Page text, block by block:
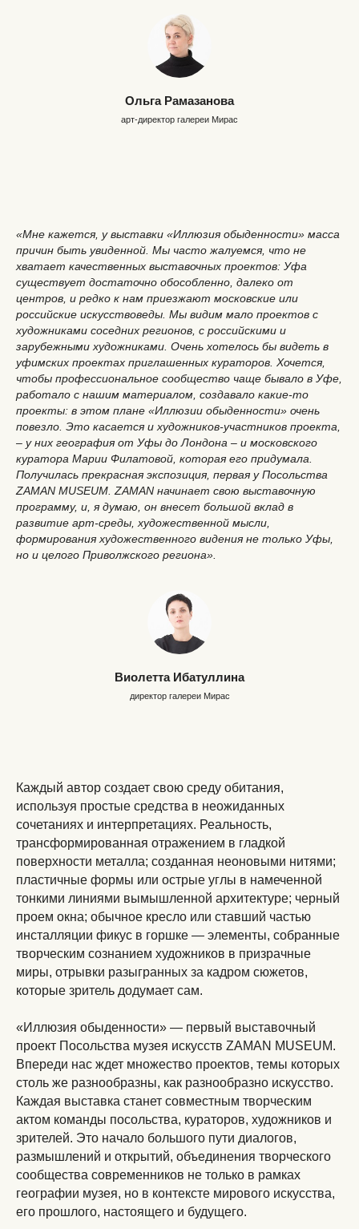
Ольга Рамазанова
арт-директор галереи Мирас
«Мне кажется, у выставки «Иллюзия обыденности» масса
причин быть увиденной. Мы часто жалуемся, что не
хватает качественных выставочных проектов: Уфа
существует достаточно обособленно, далеко от
центров, и редко к нам приезжают московские или
российские искусствоведы. Мы видим мало проектов с
художниками соседних регионов, с российскими и
зарубежными художниками. Очень хотелось бы видеть в
уфимских проектах приглашенных кураторов. Хочется,
чтобы профессиональное сообщество чаще бывало в Уфе,
работало с нашим материалом, создавало какие-то
проекты: в этом плане «Иллюзии обыденности» очень
повезло. Это касается и художников-участников проекта,
– у них география от Уфы до Лондона – и московского
куратора Марии Филатовой, которая его придумала.
Получилась прекрасная экспозиция, первая у Посольства
ZAMAN MUSEUM. ZAMAN начинает свою выставочную
программу, и, я думаю, он внесет большой вклад в
развитие арт-среды, художественной мысли,
формирования художественного видения не только Уфы,
но и целого Приволжского региона».
Виолетта Ибатуллина
директор галереи Мирас
Каждый автор создает свою среду обитания,
используя простые средства в неожиданных
сочетаниях и интерпретациях. Реальность,
трансформированная отражением в гладкой
поверхности металла; созданная неоновыми нитями;
пластичные формы или острые углы в намеченной
тонкими линиями вымышленной архитектуре; черный
проем окна; обычное кресло или ставший частью
инсталляции фикус в горшке — элементы, собранные
творческим сознанием художников в призрачные
миры, отрывки разыгранных за кадром сюжетов,
которые зритель додумает сам.
«Иллюзия обыденности» — первый выставочный
проект Посольства музея искусств ZAMAN MUSEUM.
Впереди нас ждет множество проектов, темы которых
столь же разнообразны, как разнообразно искусство.
Каждая выставка станет совместным творческим
актом команды посольства, кураторов, художников и
зрителей. Это начало большого пути диалогов,
размышлений и открытий, объединения творческого
сообщества современников не только в рамках
географии музея, но в контексте мирового искусства,
его прошлого, настоящего и будущего.